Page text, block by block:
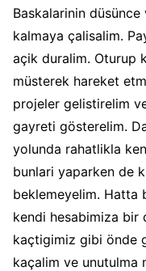
Baskalarinin
kalmaya çalisalim.
açik duralim. Oturup
müsterek hareket
projeler gelistirelim
gayreti gösterelim.
yolunda rahatlikla
bunlari yaparken de
beklemeyelim. Hatta
kendi hesabimiza bir
kaçtigimiz gibi önde
kaçalim ve unutulma